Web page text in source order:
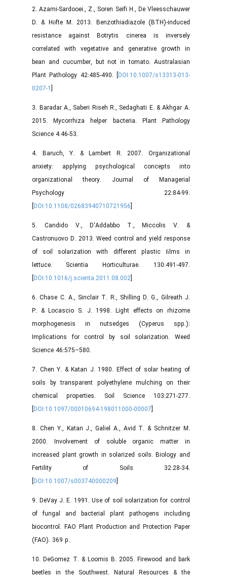
2. Azami-Sardooei., Z., Soren Seifi H., De Vleesschauwer
D. & Höfte M. 2013. Benzothiadiazole (BTH)-induced
resistance against Botrytis cinerea is inversely
correlated with vegetative and generative growth in
bean and cucumber, but not in tomato. Australasian
Plant Pathology 42:485-490. [DOI:10.1007/s13313-013-
0207-1
3. Baradar A., Saberi Riseh R., Sedaghati E. & Akhgar A.
2015. Mycorrhiza helper bacteria. Plant Pathology
Science 4:46-53.
4. Baruch, Y. & Lambert R. 2007. Organizational
anxiety: applying psychological concepts into
organizational theory. Journal of Managerial
Psychology 22:84-99.
[DOI:10.1108/02683940710721956
5. Candido V., D'Addabbo T., Miccolis V. &
Castronuovo D. 2013. Weed control and yield response
of soil solarization with different plastic ﬁlms in
lettuce. Scientia Horticulturae. 130:491-497.
[DOI:10.1016/j.scienta.2011.08.002
6. Chase C. A., Sinclair T. R., Shilling D. G., Gilreath J.
P. & Locascio S. J. 1998. Light effects on rhizome
morphogenesis in nutsedges (Cyperus spp.):
Implications for control by soil solarization. Weed
Science 46:575–580.
7. Chen Y. & Katan J. 1980. Effect of solar heating of
soils by transparent polyethylene mulching on their
chemical properties. Soil Science 103:271-277.
[DOI:10.1097/00010694-198011000-00007
8. Chen Y., Katan J., Galiel A., Avid T. & Schnitzer M.
2000. Involvement of soluble organic matter in
increased plant growth in solarized soils. Biology and
Fertility of Soils 32:28-34.
[DOI:10.1007/s003740000209
9. DeVay J. E. 1991. Use of soil solarization for control
of fungal and bacterial plant pathogens including
biocontrol. FAO Plant Production and Protection Paper
(FAO). 369 p.
10. DeGomez T. & Loomis B. 2005. Firewood and bark
beetles in the Southwest. Natural Resources & the